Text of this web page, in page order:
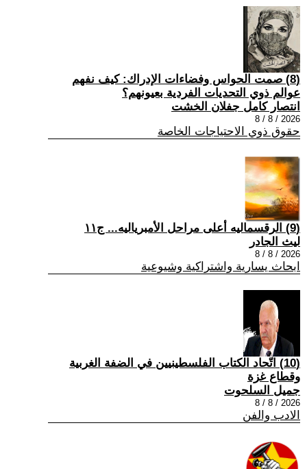
(8) صمت الحواس وفضاءات الإدراك: كيف نفهم
عوالم ذوي التحديات الفردية بعيونهم؟
انتصار كامل جفلان الخشت
2026 / 8 / 8
حقوق ذوي الاحتياجات الخاصة
(9) الرقسماليه أعلى مراحل الأمبرياليه... ج١١
ليث الجادر
2026 / 8 / 8
ابحاث يسارية واشتراكية وشيوعية
(10) اتّحاد الكتاب الفلسطينيين في الضفة الغربية
وقطاع غزة
جميل السلحوت
2026 / 8 / 8
الادب والفن